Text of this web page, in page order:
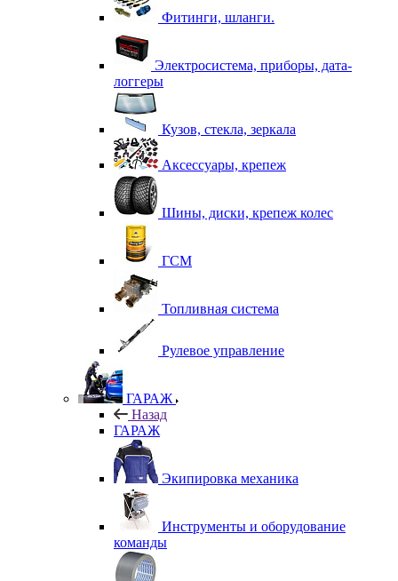
Фитинги, шланги.
Электросистема, приборы, дата-
логгеры
Кузов, стекла, зеркала
Аксессуары, крепеж
Шины, диски, крепеж колес
ГСМ
Топливная система
Рулевое управление
ГАРАЖ
Назад
ГАРАЖ
Экипировка механика
Инструменты и оборудование
команды